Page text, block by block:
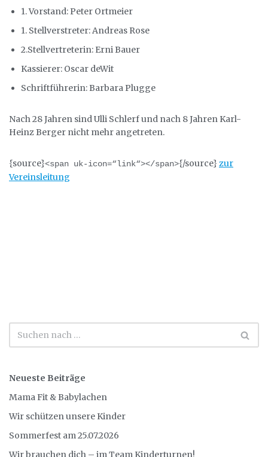
1. Vorstand: Peter Ortmeier
1. Stellverstreter: Andreas Rose
2.Stellvertreterin: Erni Bauer
Kassierer: Oscar deWit
Schriftführerin: Barbara Plugge
Nach 28 Jahren sind Ulli Schlerf und nach 8 Jahren Karl-
Heinz Berger nicht mehr angetreten.
{source}<span uk-icon=“link“></span>{/source} zur
Vereinsleitung
Neueste Beiträge
Mama Fit & Babylachen
Wir schützen unsere Kinder
Sommerfest am 25.07.2026
Wir brauchen dich – im Team Kinderturnen!